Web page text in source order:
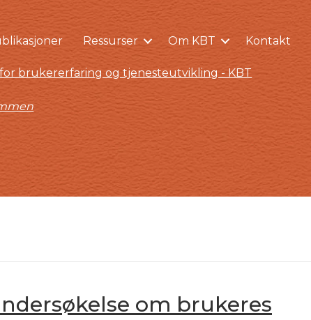
Ressurser Om KBT Kontakt
brukererfaring og tjenesteutvikling - KBT
om brukeres